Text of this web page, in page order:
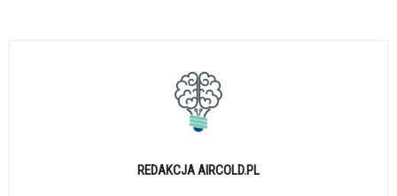
REDAKCJA AIRCOLD.PL